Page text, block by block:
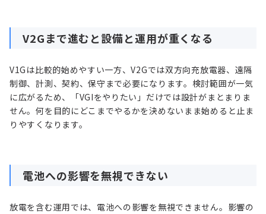
V2Gまで進むと設備と運用が重くなる
V1Gは比較的始めやすい一方、V2Gでは双方向充放電器、遠隔
制御、計測、契約、保守まで必要になります。検討範囲が一気
に広がるため、「VGIをやりたい」だけでは設計がまとまりま
せん。何を目的にどこまでやるかを決めないまま始めると止ま
りやすくなります。
電池への影響を無視できない
放電を含む運用では、電池への影響を無視できません。影響の